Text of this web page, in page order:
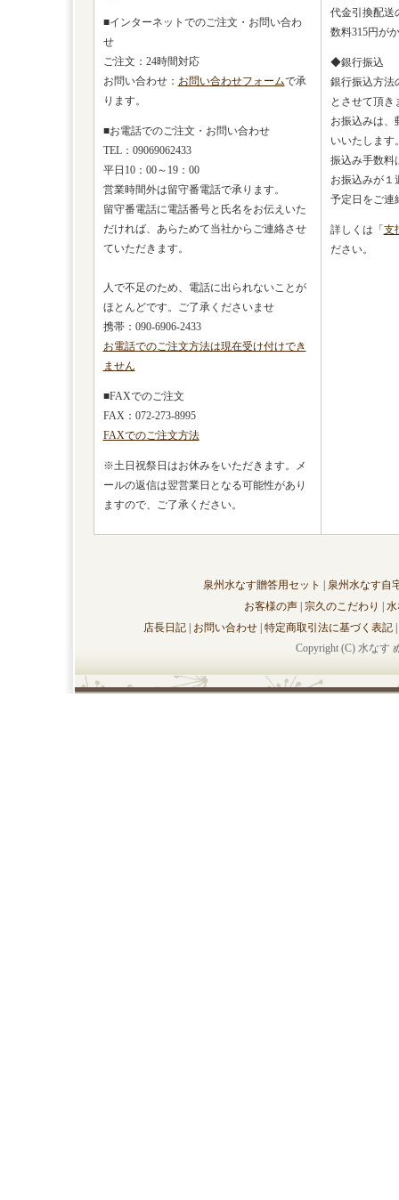
■インターネットでのご注文・お問い合わ
せ
ご注文：24時間対応
お問い合わせ： お問い合わせフォームで承
ります。
■お電話でのご注文・お問い合わせ
TEL：09069062433
平日10：00～19：00
営業時間外は留守番電話で承ります。
留守番電話に電話番号と氏名をお伝えいた
だければ、あらためて当社からご連絡させ
ていただきます。
人で不足のため、電話に出られないことが
ほとんどです。ご了承くださいませ
携帯：090-6906-2433
お電話でのご注文方法は現在受け付けでき
ません
■FAXでのご注文
FAX：072-273-8995
FAXでのご注文方法
※土日祝祭日はお休みをいただきます。メ
ールの返信は翌営業日となる可能性があり
ますので、ご了承ください。
代金引換配送
数料315円が
◆銀行振込
銀行振込方法
とさせて頂き
お振込みは、
いいたします
振込み手数料
お振込みが１
予定日をご連
詳しくは「支
ださい。
泉州水なす贈答用セット | 泉州水なす自
お客様の声| 宗久のこだわり |
店長日記 | お問い合わせ | 特定商取引法に基づく表記 |
Copyright (C) 水なす